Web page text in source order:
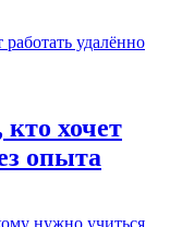
кто хочет
опыта